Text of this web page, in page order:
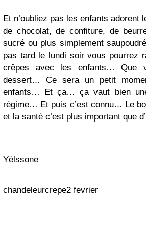
Et n’oubliez pas les enfants
de chocolat, de confiture, de
sucré ou plus simplement
pas tard le lundi soir vous pourrez
crêpes avec les enfants… Que
dessert… Ce sera un petit
enfants… Et ça… ça vaut bien
régime… Et puis c’est connu… Le
et la santé c’est plus important que
Yèlssone
chandeleurcrepe2 fevrier